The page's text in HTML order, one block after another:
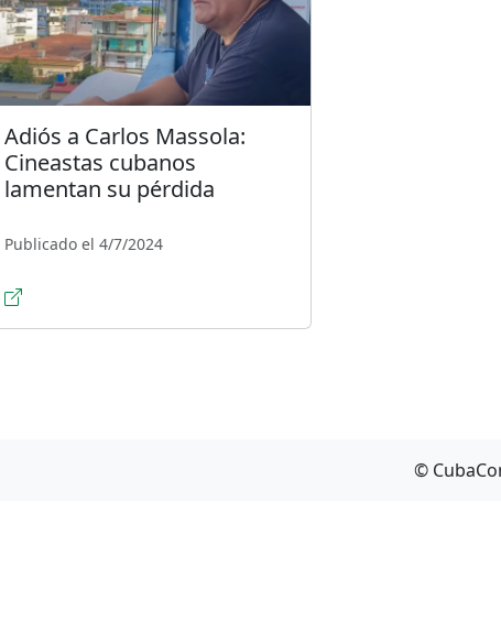
Adiós a Carlos Massola:
Cineastas cubanos
lamentan su pérdida
Publicado el 4/7/2024
©